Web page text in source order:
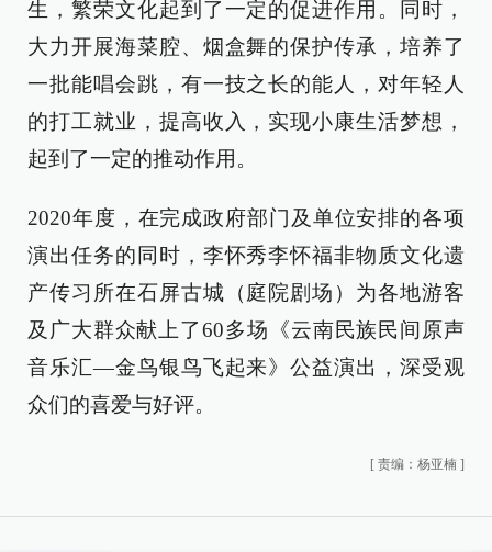
生，繁荣文化起到了一定的促进作用。同时，
大力开展海菜腔、烟盒舞的保护传承，培养了
一批能唱会跳，有一技之长的能人，对年轻人
的打工就业，提高收入，实现小康生活梦想，
起到了一定的推动作用。
2020年度，在完成政府部门及单位安排的各项
演出任务的同时，李怀秀李怀福非物质文化遗
产传习所在石屏古城（庭院剧场）为各地游客
及广大群众献上了60多场《云南民族民间原声
音乐汇—金鸟银鸟飞起来》公益演出，深受观
众们的喜爱与好评。
[ 责编：杨亚楠 ]